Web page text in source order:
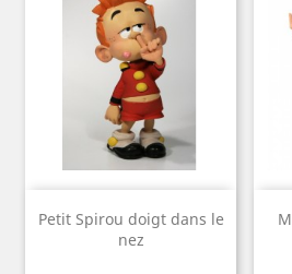
Petit Spirou doigt dans le
nez